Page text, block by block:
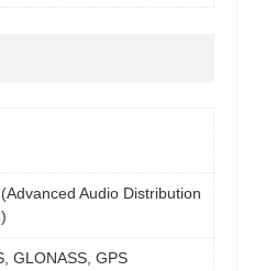
Audio Distribution
GLONASS, GPS